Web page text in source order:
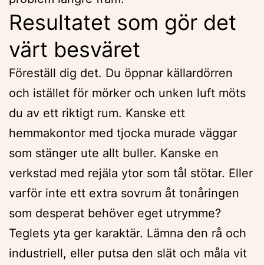
Resultatet som gör det
värt besväret
Föreställ dig det. Du öppnar källardörren
och istället för mörker och unken luft möts
du av ett riktigt rum. Kanske ett
hemmakontor med tjocka murade väggar
som stänger ute allt buller. Kanske en
verkstad med rejäla ytor som tål stötar. Eller
varför inte ett extra sovrum åt tonåringen
som desperat behöver eget utrymme?
Teglets yta ger karaktär. Lämna den rå och
industriell, eller putsa den slät och måla vit